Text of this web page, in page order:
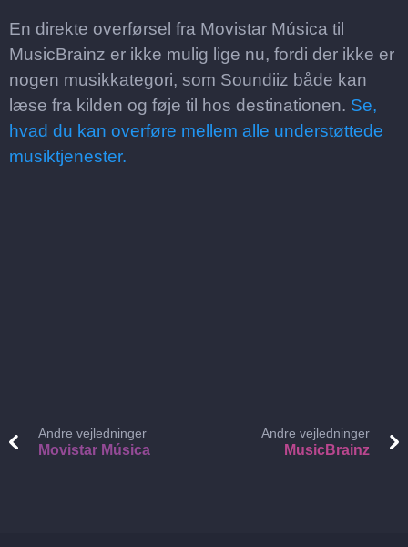
En direkte overførsel fra Movistar Música til
MusicBrainz er ikke mulig lige nu, fordi der ikke er
nogen musikkategori, som Soundiiz både kan
læse fra kilden og føje til hos destinationen. Se,
hvad du kan overføre mellem alle understøttede
musiktjenester.
Andre vejledninger
Movistar Música
Andre vejledninger
MusicBrainz